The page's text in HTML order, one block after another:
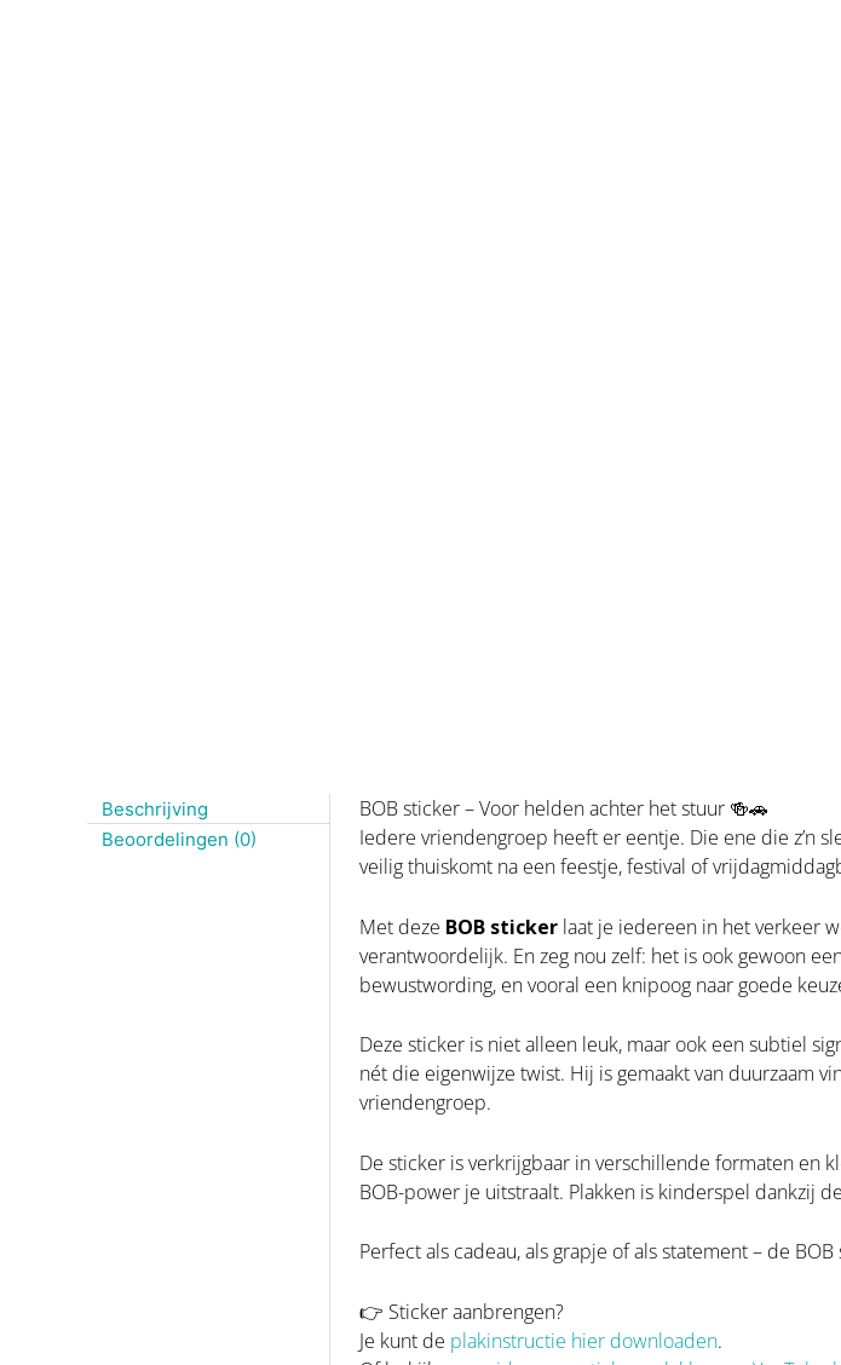
Beschrijving
Beoordelingen (0)
BOB sticker – Voor helden achter het stuur 🍻🚗
Iedere vriendengroep heeft er eentje. Die ene die z’n
veilig thuiskomt na een feestje, festival of
Met deze BOB sticker laat je iedereen in het verkeer
verantwoordelijk. En zeg nou zelf: het is ook gewoon
bewustwording, en vooral een knipoog naar goede
Deze sticker is niet alleen leuk, maar ook een subtiel
nét die eigenwijze twist. Hij is gemaakt van duurzaam
vriendengroep.
De sticker is verkrijgbaar in verschillende formaten en
BOB-power je uitstraalt. Plakken is kinderspel dankzij
Perfect als cadeau, als grapje of als statement – de
👉 Sticker aanbrengen?
Je kunt de plakinstructie hier downloaden.